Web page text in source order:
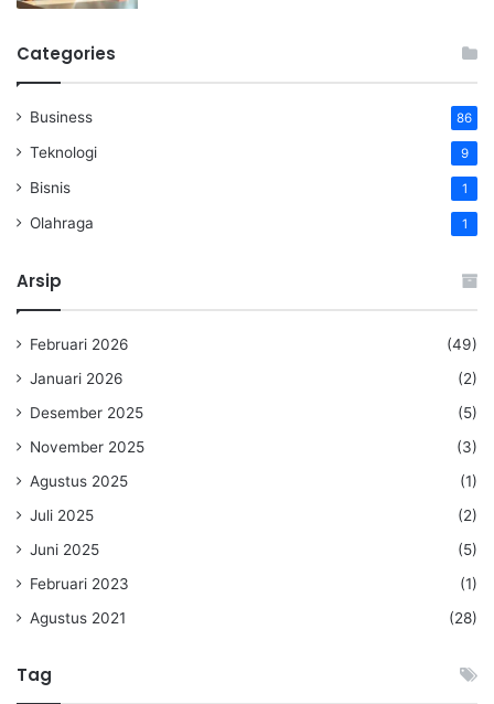
Categories
Business 86
Teknologi 9
Bisnis 1
Olahraga 1
Arsip
Februari 2026
(49)
Januari 2026
(2)
Desember 2025
(5)
November 2025
(3)
Agustus 2025
(1)
Juli 2025
(2)
Juni 2025
(5)
Februari 2023
(1)
Agustus 2021
(28)
Tag